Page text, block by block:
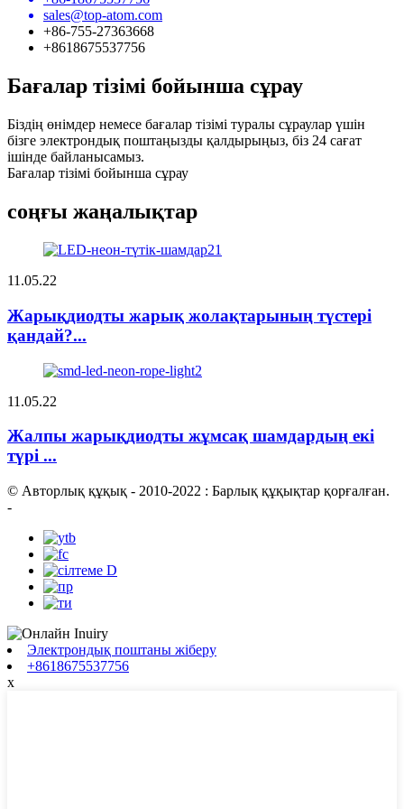
sales@top-atom.com
+86-755-27363668
+8618675537756
Бағалар тізімі бойынша сұрау
Біздің өнімдер немесе бағалар тізімі туралы сұраулар үшін
бізге электрондық поштаңызды қалдырыңыз, біз 24 сағат
ішінде байланысамыз.
Бағалар тізімі бойынша сұрау
соңғы жаңалықтар
11.05.22
Жарықдиодты жарық жолақтарының түстері
қандай?...
11.05.22
Жалпы жарықдиодты жұмсақ шамдардың екі
түрі ...
© Авторлық құқық - 2010-2022 : Барлық құқықтар қорғалған.
-
Электрондық поштаны жіберу
+8618675537756
x